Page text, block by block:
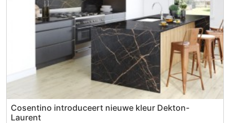
Cosentino introduceert nieuwe kleur Dekton-
Laurent